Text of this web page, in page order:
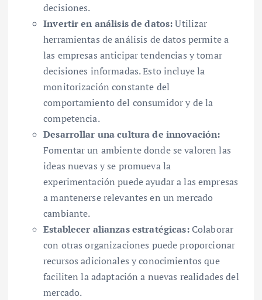
decisiones.
Invertir en análisis de datos:Utilizar
herramientas de análisis de datos permite a
las empresas anticipar tendencias y tomar
decisiones informadas. Esto incluye la
monitorización constante del
comportamiento del consumidor y de la
competencia.
Desarrollar una cultura de innovación:
Fomentar un ambiente donde se valoren las
ideas nuevas y se promueva la
experimentación puede ayudar a las empresas
a mantenerse relevantes en un mercado
cambiante.
Establecer alianzas estratégicas:Colaborar
con otras organizaciones puede proporcionar
recursos adicionales y conocimientos que
faciliten la adaptación a nuevas realidades del
mercado.